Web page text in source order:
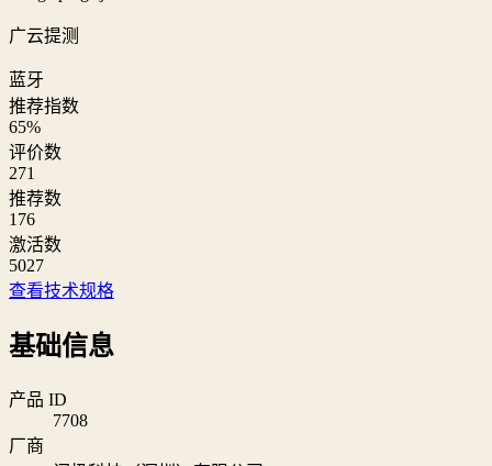
广云提测
蓝牙
推荐指数
65%
评价数
271
推荐数
176
激活数
5027
查看技术规格
基础信息
产品 ID
7708
厂商